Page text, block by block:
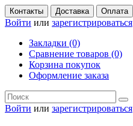
Контакты Доставка Оплата
Войти или зарегистрироваться
Закладки (0)
Сравнение товаров (0)
Корзина покупок
Оформление заказа
Войти или зарегистрироваться